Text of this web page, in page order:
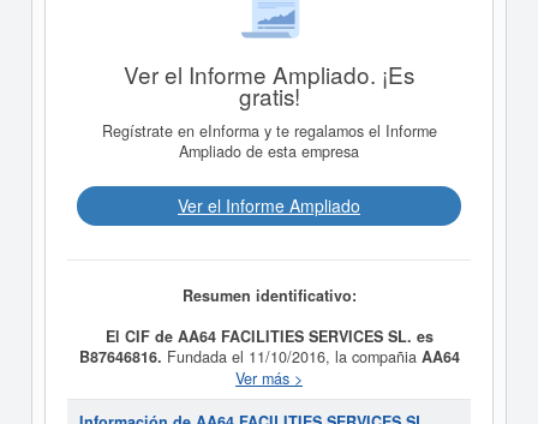
Ver el Informe Ampliado. ¡Es
gratis!
Regístrate en eInforma y te regalamos el Informe
Ampliado de esta empresa
Ver el Informe Ampliado
Resumen identificativo:
El CIF de AA64 FACILITIES SERVICES SL. es
B87646816. Fundada el 11/10/2016, la compañia AA64
FACILITIES SERVICES SL.tiene como finalidad Los
servicios generales de limpieza de edificios con CNAE
8121 y otras actividades de limpieza con CNAE 8129,
Ver más >